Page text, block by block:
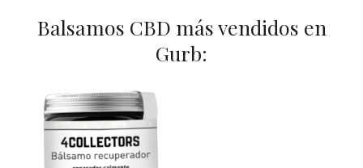
Balsamos CBD más vendidos en
Gurb: